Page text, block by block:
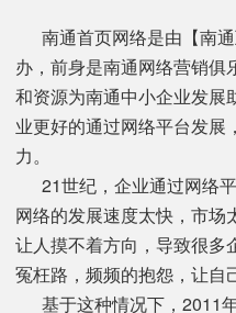
南通首页网络是由【南通
办，前身是南通网络营销俱
和资源为南通中小企业发展
业更好的通过网络平台发展
力。
21世纪，企业通过网络
网络的发展速度太快，市场
让人摸不着方向，导致很多
冤枉路，频频的抱怨，让自
基于这种情况下，2011